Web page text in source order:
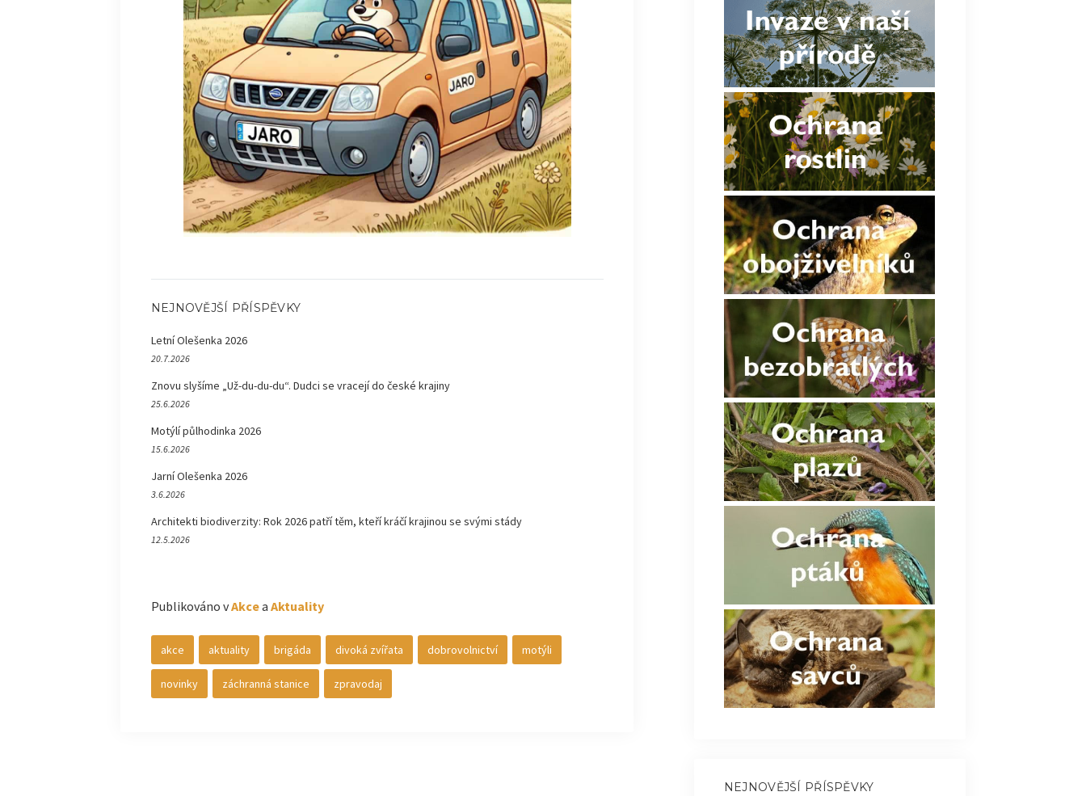
NEJNOVĚJŠÍ PŘÍSPĚVKY
Letní Olešenka 2026
20.7.2026
Znovu slyšíme „Už-du-du-du“. Dudci se vracejí do české krajiny
25.6.2026
Motýlí půlhodinka 2026
15.6.2026
Jarní Olešenka 2026
3.6.2026
Architekti biodiverzity: Rok 2026 patří těm, kteří kráčí krajinou se svými stády
12.5.2026
Publikováno vAkcea Aktuality
akce aktuality brigáda divoká zvířata dobrovolnictví motýli
novinky záchranná stanice zpravodaj
NEJNOVĚJŠÍ PŘÍSPĚVKY